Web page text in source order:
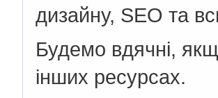
дизайну, SEO та
Будемо вдячні,
інших ресурсах.